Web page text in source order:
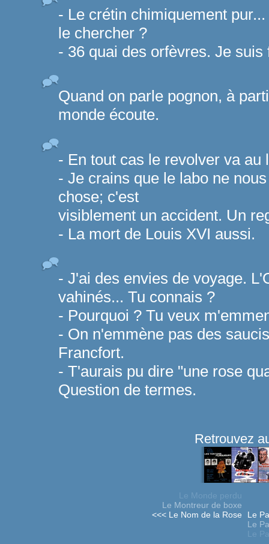
- Le crétin chimiquement
le chercher ?
- 36 quai des orfèvres. Je
Quand on parle pognon, à
monde écoute.
- En tout cas le revolver va au
- Je crains que le labo ne
chose; c'est
visiblement un accident. Un
- La mort de Louis XVI aussi.
- J'ai des envies de voyage.
vahinés... Tu connais ?
- Pourquoi ? Tu veux
- On n'emmène pas des
Francfort.
- T'aurais pu dire "une rose
Question de termes.
Retrouvez
Le Monde perdu
Le Montreur de boxe
<<< Le Nom de la Rose
Le
Le
Le